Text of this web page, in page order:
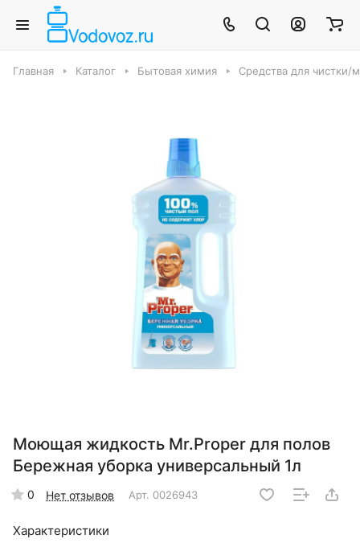
Главная Каталог Бытовая химия Средства для чистки/
Моющая жидкость Mr.Proper для полов
Бережная уборка универсальный 1л
0 Нет отзывов Арт. 0026943
Характеристики